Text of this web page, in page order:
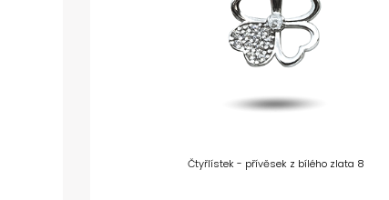
Čtyřlístek - přívěsek z bílého zlata 8